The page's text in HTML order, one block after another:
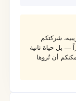
شركتكم
— بل حياة ثانية
أن تُروها